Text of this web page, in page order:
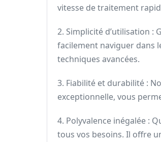
vitesse de traitement
2. Simplicité d’utilisation :
facilement naviguer dans
techniques avancées.
3. Fiabilité et durabilité :
exceptionnelle, vous
4. Polyvalence inégalée :
tous vos besoins. Il offre